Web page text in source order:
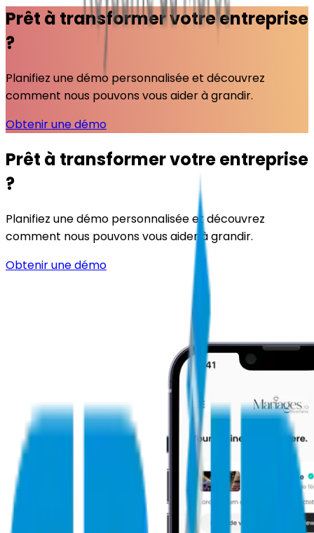
Prêt à transformer votre entreprise
?
Planifiez une démo personnalisée et découvrez
comment nous pouvons vous aider à grandir.
Obtenir une démo
Prêt à transformer votre entreprise
?
Planifiez une démo personnalisée et découvrez
comment nous pouvons vous aider à grandir.
Obtenir une démo